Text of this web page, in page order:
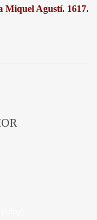
Miquel Agustí. 1617.